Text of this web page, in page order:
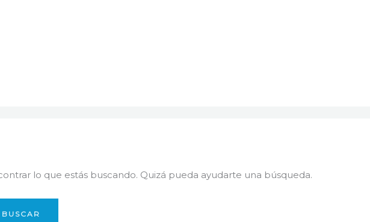
lo que estás buscando. Quizá pueda ayudarte una búsqueda.